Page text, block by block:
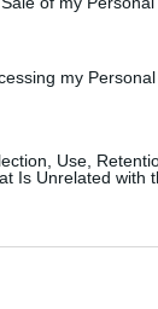
my
Use,
Is Unrelated with